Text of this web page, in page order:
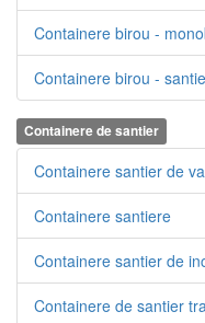
Containere birou -
Containere birou -
Containere de santier
Containere santier de
Containere santiere
Containere santier de
Containere de santier